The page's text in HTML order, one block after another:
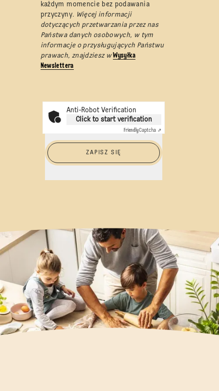
każdym momencie bez podawania
przyczyny. Więcej informacji
dotyczących przetwarzania przez nas
Państwa danych osobowych, w tym
informacje o przysługujących Państwu
prawach, znajdziesz wWysyłka
Newslettera
Anti-Robot Verification
Click to start verification
FriendlyCaptcha ⇗
ZAPISZ SIĘ